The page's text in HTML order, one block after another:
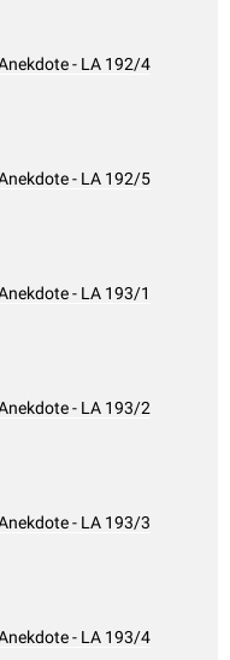
- LA 192/4
- LA 192/5
- LA 193/1
- LA 193/2
- LA 193/3
- LA 193/4